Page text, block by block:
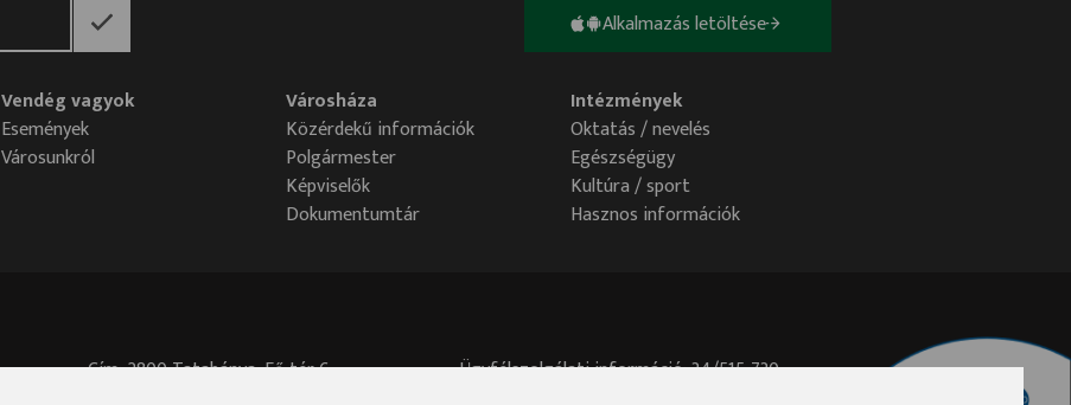
Alkalmazás letöltése
Vendég vagyok
Események
Városunkról
Városháza
Közérdekű információk
Polgármester
Képviselők
Dokumentumtár
Intézmények
Oktatás / nevelés
Egészségügy
Kultúra / sport
Hasznos információk
Cím: 2800 Tatabánya, Fő tér 6.
Ügyfélszolgálati információ: 34/515-730